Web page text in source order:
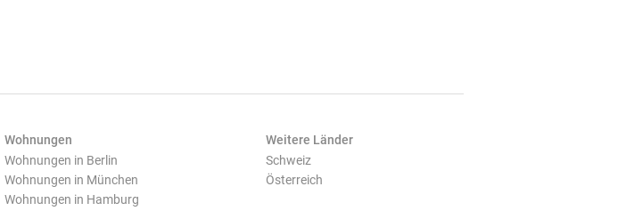
Wohnungen
Wohnungen in Berlin
Wohnungen in München
Wohnungen in Hamburg
Weitere Länder
Schweiz
Österreich